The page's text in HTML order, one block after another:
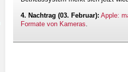
4. Nachtrag (03. Februar): Apple:
Formate von Kameras.